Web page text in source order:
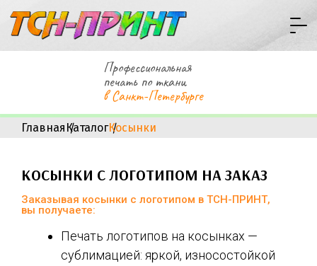
Профессиональная
печать по ткани
в Санкт-Петербурге
Главная КаталогКосынки
КОСЫНКИ С ЛОГОТИПОМ НА ЗАКАЗ
Заказывая косынки с логотипом в ТСН-ПРИНТ,
вы получаете:
Печать логотипов на косынках —
сублимацией: яркой, износостойкой